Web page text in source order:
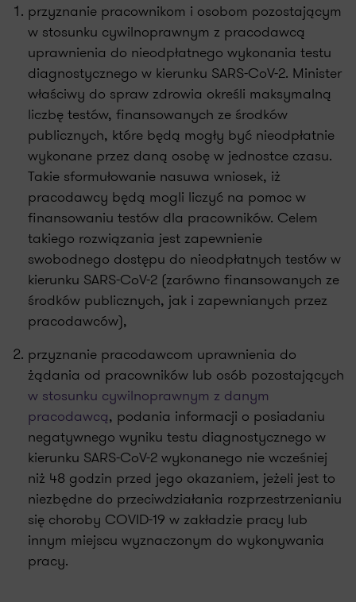
przyznanie pracownikom i osobom pozostającym
w stosunku cywilnoprawnym z pracodawcą
uprawnienia do nieodpłatnego wykonania testu
diagnostycznego w kierunku SARS-CoV-2. Minister
właściwy do spraw zdrowia określi maksymalną
liczbę testów, finansowanych ze środków
publicznych, które będą mogły być nieodpłatnie
wykonane przez daną osobę w jednostce czasu.
Takie sformułowanie nasuwa wniosek, iż
pracodawcy będą mogli liczyć na pomoc w
finansowaniu testów dla pracowników. Celem
takiego rozwiązania jest zapewnienie
swobodnego dostępu do nieodpłatnych testów w
kierunku SARS-CoV-2 (zarówno finansowanych ze
środków publicznych, jak i zapewnianych przez
pracodawców),
przyznanie pracodawcom uprawnienia do
żądania od pracowników lub osób pozostających
w stosunku cywilnoprawnym z danym
pracodawcą, podania informacji o posiadaniu
negatywnego wyniku testu diagnostycznego w
kierunku SARS-CoV-2 wykonanego nie wcześniej
niż 48 godzin przed jego okazaniem, jeżeli jest to
niezbędne do przeciwdziałania rozprzestrzenianiu
się choroby COVID-19 w zakładzie pracy lub
innym miejscu wyznaczonym do wykonywania
pracy.